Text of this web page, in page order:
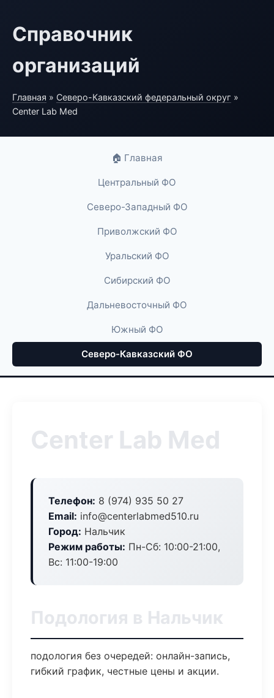
Справочник
организаций
Главная » Северо-Кавказский федеральный округ »
Center Lab Med
🏠 Главная
Центральный ФО
Северо-Западный ФО
Приволжский ФО
Уральский ФО
Сибирский ФО
Дальневосточный ФО
Южный ФО
Северо-Кавказский ФО
Center Lab Med
Телефон: 8 (974) 935 50 27
Email: info@centerlabmed510.ru
Город: Нальчик
Режим работы: Пн-Сб: 10:00-21:00,
Вс: 11:00-19:00
Подология в Нальчик
подология без очередей: онлайн-запись,
гибкий график, честные цены и акции.